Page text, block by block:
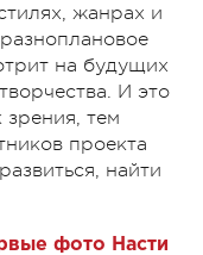
жанрах и
на будущих
И это
зрения, тем
проекта
найти
фото Насти